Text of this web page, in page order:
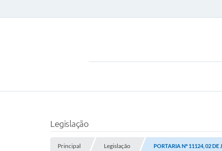
Legislação
Principal Legislação PORTARIA Nº 11124, 02 DE